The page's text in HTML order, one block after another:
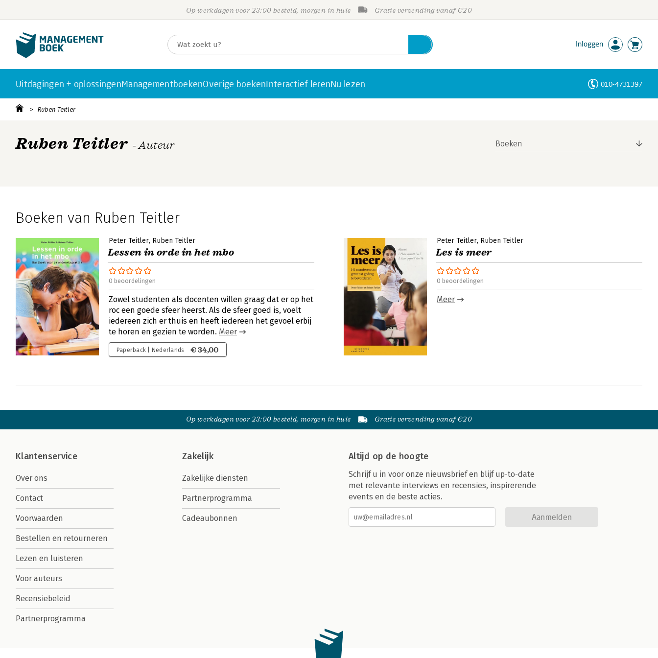
Op werkdagen voor 23:00 besteld, morgen in huis Gratis verzending vanaf €20
Inloggen
Uitdagingen + oplossingenManagementboekenOverige boekenInteractief lerenNu lezen 010-4731397
Ruben Teitler
Ruben Teitler - Auteur Boeken
Boeken van Ruben Teitler
Peter Teitler Ruben Teitler
Lessen in orde in het mbo
0 beoordelingen
Zowel studenten als docenten willen graag dat er op het
roc een goede sfeer heerst. Als de sfeer goed is, voelt
iedereen zich er thuis en heeft iedereen het gevoel erbij
te horen en gezien te worden. Meer
Paperback | Nederlands € 34,00
Peter Teitler Ruben Teitler
Les is meer
0 beoordelingen
Meer
Op werkdagen voor 23:00 besteld, morgen in huis Gratis verzending vanaf €20
Klantenservice
Over ons
Contact
Voorwaarden
Bestellen en retourneren
Lezen en luisteren
Voor auteurs
Recensiebeleid
Partnerprogramma
Zakelijk
Zakelijke diensten
Partnerprogramma
Cadeaubonnen
Altijd op de hoogte
Schrijf u in voor onze nieuwsbrief en blijf up-to-date
met relevante interviews en recensies, inspirerende
events en de beste acties.
Aanmelden
Personen